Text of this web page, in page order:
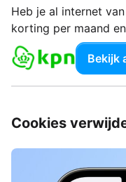
Heb je al internet
korting per maand
Bekijk
Cookies